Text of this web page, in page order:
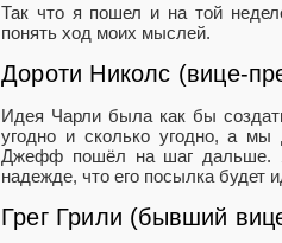
Так что я пошел и на той
понять ход моих мыслей.
Дороти Николс (вице-
Идея Чарли была как бы
угодно и сколько угодно, а мы
Джефф пошёл на шаг дальше.
надежде, что его посылка будет
Грег Грили (бывший